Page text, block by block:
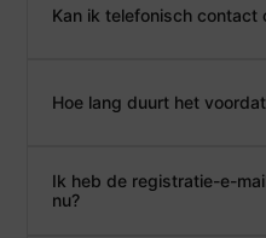
Kan ik telefonisch contact
Hoe lang duurt het
Ik heb de registratie-e-
nu?